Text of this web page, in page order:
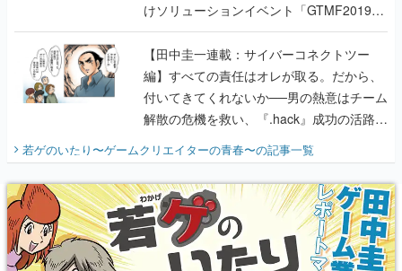
けソリューションイベント「GTMF2019」
に行って、より理解を深めよう【PR】
【田中圭一連載：サイバーコネクトツー
編】すべての責任はオレが取る。だから、
付いてきてくれないか──男の熱意はチーム
解散の危機を救い、『.hack』成功の活路を
開く。業界の快男児・松山 洋に流れる血は
『少年ジャンプ』色だった【若ゲのいた
り】
若ゲのいたり〜ゲームクリエイターの青春〜の記事一覧